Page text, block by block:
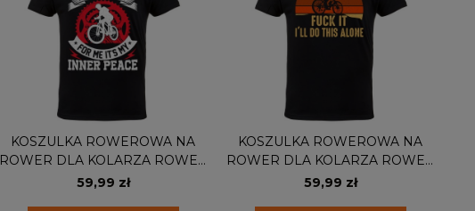
KOSZULKA ROWEROWA NA
ROWER DLA KOLARZA ROWER
CYCLING ISN'T A HOBBY
59,99 zł
KOSZULKA ROWEROWA NA
ROWER DLA KOLARZA ROWER
DO THIS ALONE
59,99 zł